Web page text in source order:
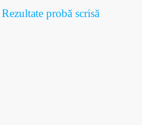
Rezultate probă scrisă